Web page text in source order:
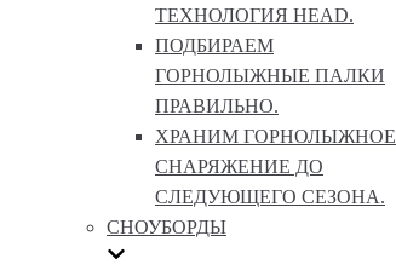
ТЕХНОЛОГИЯ HEAD.
ПОДБИРАЕМ
ГОРНОЛЫЖНЫЕ ПАЛКИ
ПРАВИЛЬНО.
ХРАНИМ ГОРНОЛЫЖНОЕ
СНАРЯЖЕНИЕ ДО
СЛЕДУЮЩЕГО СЕЗОНА.
СНОУБОРДЫ